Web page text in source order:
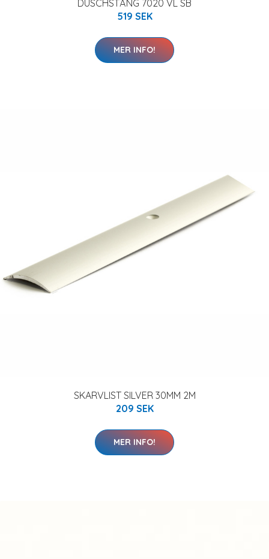
DUSCHSTÅNG 7020 VL SB
519 SEK
MER INFO!
SKARVLIST SILVER 30MM 2M
209 SEK
MER INFO!